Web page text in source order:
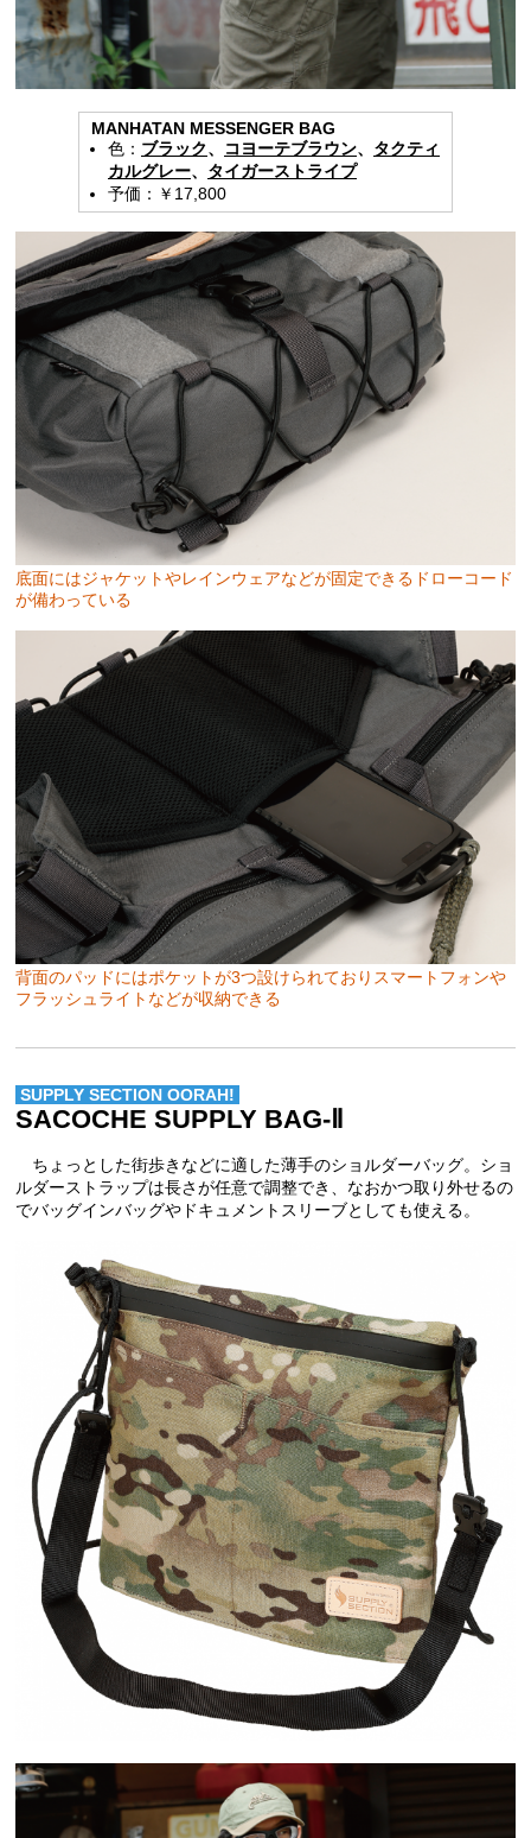
MANHATAN MESSENGER BAG
色： ブラック、 コヨーテブラウン、 タクティ
カルグレー、 タイガーストライプ
予価：￥17,800
底面にはジャケットやレインウェアなどが固定できるドローコード
が備わっている
背面のパッドにはポケットが3つ設けられておりスマートフォンや
フラッシュライトなどが収納できる
SUPPLY SECTION OORAH!
SACOCHE SUPPLY BAG-Ⅱ
ちょっとした街歩きなどに適した薄手のショルダーバッグ。ショ
ルダーストラップは長さが任意で調整でき、なおかつ取り外せるの
でバッグインバッグやドキュメントスリーブとしても使える。